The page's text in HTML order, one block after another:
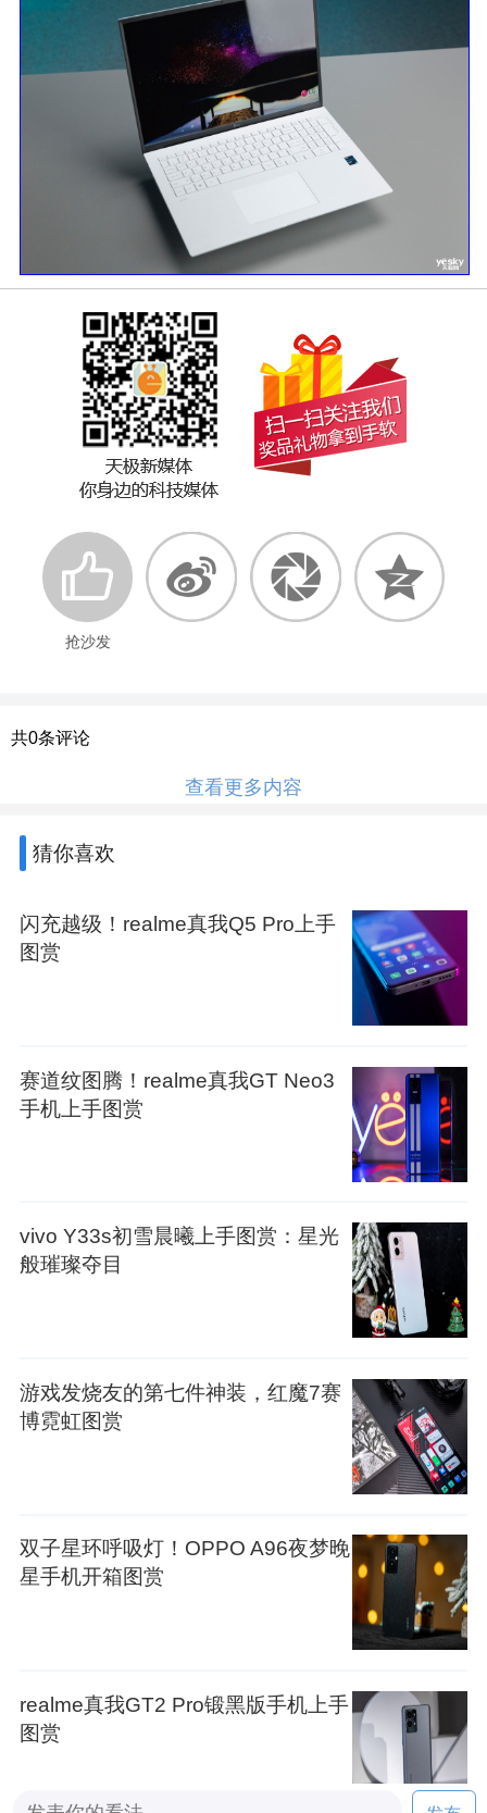
抢沙发
共0条评论
查看更多内容
猜你喜欢
闪充越级！realme真我Q5 Pro上手
图赏
赛道纹图腾！realme真我GT Neo3
手机上手图赏
vivo Y33s初雪晨曦上手图赏：星光
般璀璨夺目
游戏发烧友的第七件神装，红魔7赛
博霓虹图赏
双子星环呼吸灯！OPPO A96夜梦晚
星手机开箱图赏
realme真我GT2 Pro锻黑版手机上手
图赏